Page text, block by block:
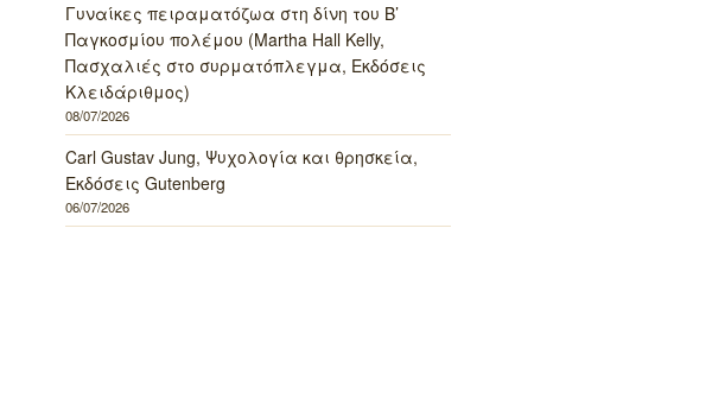
Γυναίκες πειραματόζωα στη δίνη του Β’
Παγκοσμίου πολέμου (Martha Hall Kelly,
Πασχαλιές στο συρματόπλεγμα, Εκδόσεις
Κλειδάριθμος)
08/07/2026
Carl Gustav Jung, Ψυχολογία και θρησκεία,
Εκδόσεις Gutenberg
06/07/2026